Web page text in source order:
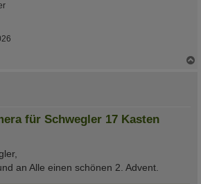
für Schwegler 17 Kasten
an Alle einen schönen 2. Advent.